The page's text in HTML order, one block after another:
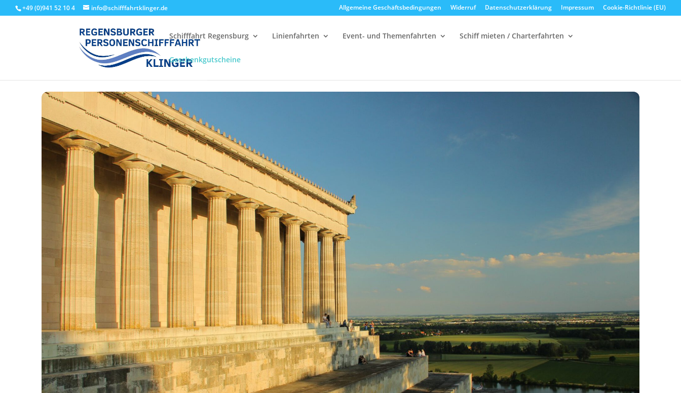
+49 (0)941 52 10 4 info@schifffahrtklinger.de Allgemeine Geschäftsbedingungen Widerruf Datenschutzerklärung Impressum Cookie-Richtlinie (EU)
Schifffahrt Regensburg Linienfahrten Event- und Themenfahrten Schiff mieten / Charterfahrten
Geschenkgutscheine
Events - Schifffahrt Regensburg Linienfahrten